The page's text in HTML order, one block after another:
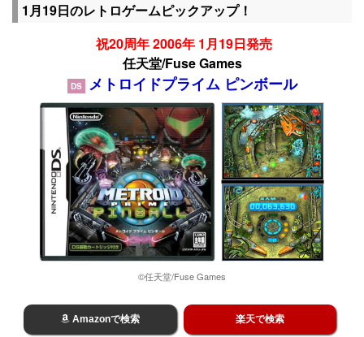
1月19日のレトロゲームピックアップ！
祝20周年 2006年 1月19日発売
任天堂/Fuse Games
DS メトロイドプライム ピンボール
©任天堂/Fuse Games
Amazonで検索 楽天で検索